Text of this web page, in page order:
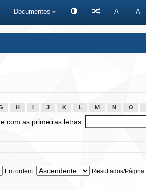
Documentos A- A
H J K L M N O
com as primeiras letras:
Em ordem: Resultados/Página